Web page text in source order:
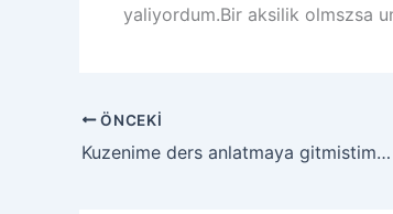
yaliyordum.Bir aksilik olmszsa
ÖNCEKI
Kuzenime ders anlatmaya gitmistim…